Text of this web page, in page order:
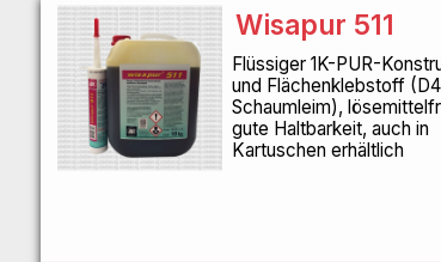
Wisapur 511
Flüssiger 1K-PUR-
und Flächenklebstoff
Schaumleim),
gute Haltbarkeit, auch in
Kartuschen erhältlich